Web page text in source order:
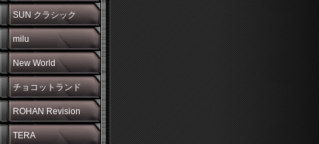
SUN クラシック
milu
New World
チョコットランド
ROHAN Revision
TERA